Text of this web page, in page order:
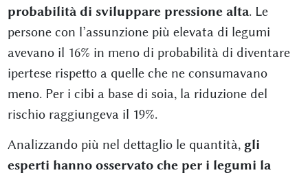
probabilità di sviluppare pressione alta. Le
persone con l’assunzione più elevata di legumi
avevano il 16% in meno di probabilità di diventare
ipertese rispetto a quelle che ne consumavano
meno. Per i cibi a base di soia, la riduzione del
rischio raggiungeva il 19%.
Analizzando più nel dettaglio le quantità, gli
esperti hanno osservato che per i legumi la